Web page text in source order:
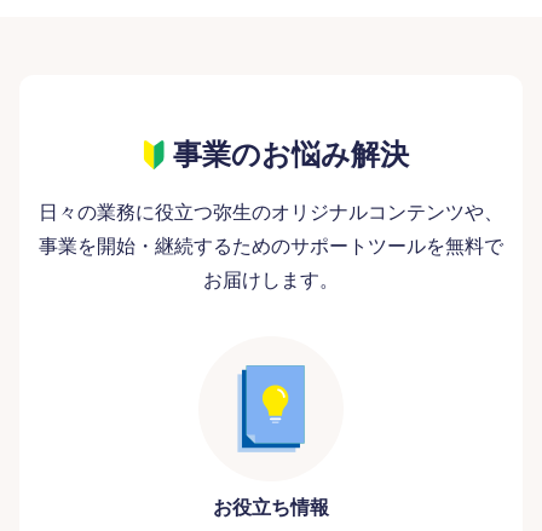
事業のお悩み解決
日々の業務に役立つ弥生のオリジナルコンテンツや、
事業を開始・継続するためのサポートツールを無料で
お届けします。
お役立ち情報